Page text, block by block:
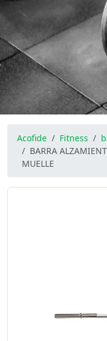
Acofide Fitness
BARRA
MUELLE